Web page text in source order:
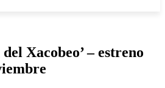
Xacobeo’ – estreno